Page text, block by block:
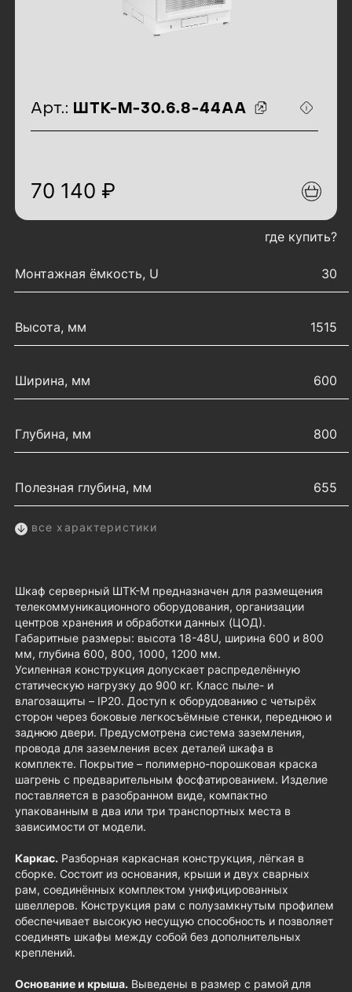
идентификаторы товара
Арт.: ШТК-М-30.6.8-44АА
70 140 ₽
где купить?
Монтажная ёмкость, U
30
Высота, мм 1515
Ширина, мм 600
Глубина, мм 800
Полезная глубина, мм 655
все характеристики
Шкаф серверный ШТК-М предназначен для размещения
телекоммуникационного оборудования, организации
центров хранения и обработки данных (ЦОД).
Габаритные размеры: высота 18-48U, ширина 600 и 800
мм, глубина 600, 800, 1000, 1200 мм.
Усиленная конструкция допускает распределённую
статическую нагрузку до 900 кг. Класс пыле- и
влагозащиты – IP20. Доступ к оборудованию с четырёх
сторон через боковые легкосъёмные стенки, переднюю и
заднюю двери. Предусмотрена система заземления,
провода для заземления всех деталей шкафа в
комплекте. Покрытие – полимерно-порошковая краска
шагрень с предварительным фосфатированием. Изделие
поставляется в разобранном виде, компактно
упакованным в два или три транспортных места в
зависимости от модели.
Каркас. Разборная каркасная конструкция, лёгкая в
сборке. Состоит из основания, крыши и двух сварных
рам, соединённых комплектом унифицированных
швеллеров. Конструкция рам с полузамкнутым профилем
обеспечивает высокую несущую способность и позволяет
соединять шкафы между собой без дополнительных
креплений.
Основание и крыша. Выведены в размер с рамой для